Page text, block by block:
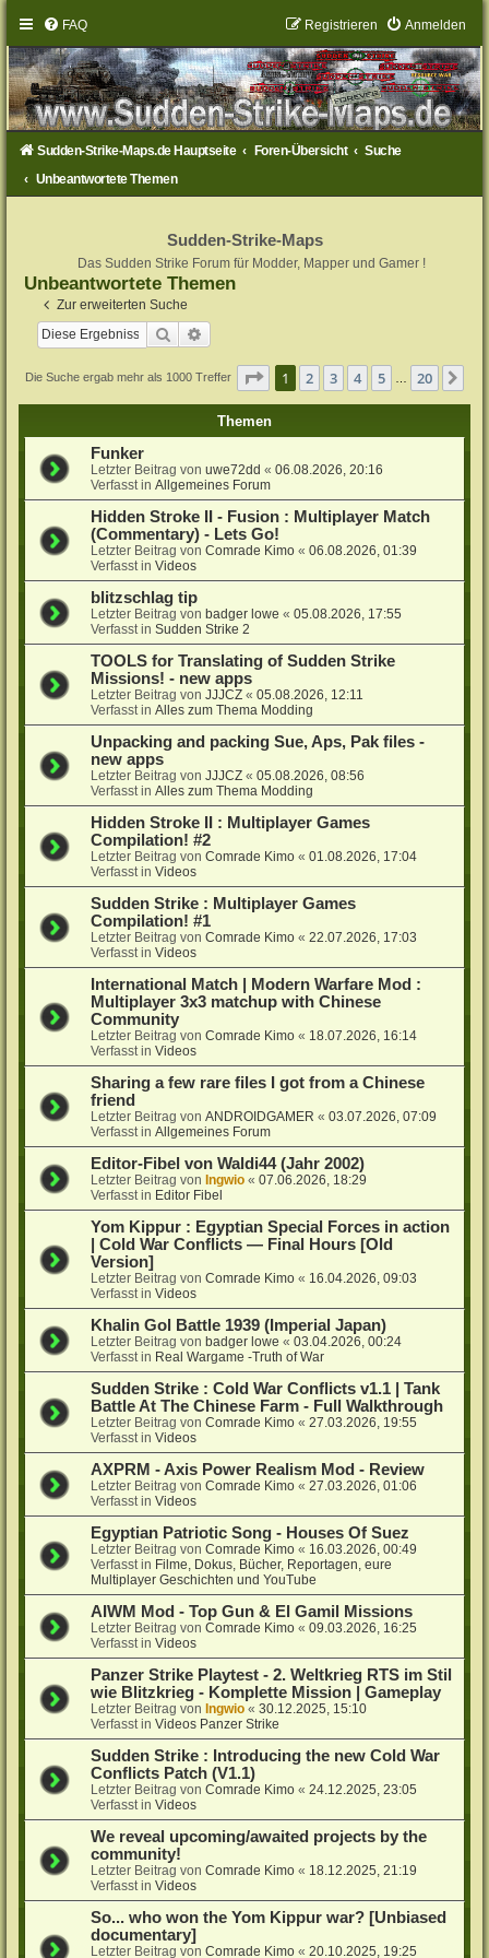
FAQ Anmelden
Registrieren
Sudden-Strike-Maps.de Hauptseite Foren-Übersicht
Suche
Unbeantwortete Themen
Sudden-Strike-Maps
Das Sudden Strike Forum für Modder, Mapper und Gamer !
Unbeantwortete Themen
Zur erweiterten Suche
Suche
Die Suche ergab mehr als 1000 Treffer Seite 1von 20
1 2 3 4 5 20
Themen
Funker
Letzter Beitrag vonuwe72dd «06.08.2026, 20:16
Verfasst inAllgemeines Forum
Hidden Stroke II - Fusion : Multiplayer Match
(Commentary) - Lets Go!
Letzter Beitrag vonComrade Kimo «06.08.2026, 01:39
Verfasst inVideos
blitzschlag tip
Letzter Beitrag vonbadger lowe «05.08.2026, 17:55
Verfasst inSudden Strike 2
TOOLS for Translating of Sudden Strike
Missions! - new apps
Letzter Beitrag vonJJJCZ «05.08.2026, 12:11
Verfasst inAlles zum Thema Modding
Unpacking and packing Sue, Aps, Pak files -
new apps
Letzter Beitrag vonJJJCZ «05.08.2026, 08:56
Verfasst inAlles zum Thema Modding
Hidden Stroke II : Multiplayer Games
Compilation! #2
Letzter Beitrag vonComrade Kimo «01.08.2026, 17:04
Verfasst inVideos
Sudden Strike : Multiplayer Games
Compilation! #1
Letzter Beitrag vonComrade Kimo «22.07.2026, 17:03
Verfasst inVideos
International Match | Modern Warfare Mod :
Multiplayer 3x3 matchup with Chinese
Community
Letzter Beitrag vonComrade Kimo « 18.07.2026, 16:14
Verfasst inVideos
Sharing a few rare files I got from a Chinese
friend
Letzter Beitrag vonANDROIDGAMER «03.07.2026, 07:09
Verfasst inAllgemeines Forum
Editor-Fibel von Waldi44 (Jahr 2002)
Letzter Beitrag vonIngwio «07.06.2026, 18:29
Verfasst in Editor Fibel
Yom Kippur : Egyptian Special Forces in action
| Cold War Conflicts — Final Hours [Old
Version]
Letzter Beitrag vonComrade Kimo « 16.04.2026, 09:03
Verfasst inVideos
Khalin Gol Battle 1939 (Imperial Japan)
Letzter Beitrag vonbadger lowe «03.04.2026, 00:24
Verfasst in Real Wargame -Truth of War
Sudden Strike : Cold War Conflicts v1.1 | Tank
Battle At The Chinese Farm - Full Walkthrough
Letzter Beitrag vonComrade Kimo «27.03.2026, 19:55
Verfasst inVideos
AXPRM - Axis Power Realism Mod - Review
Letzter Beitrag vonComrade Kimo «27.03.2026, 01:06
Verfasst inVideos
Egyptian Patriotic Song - Houses Of Suez
Letzter Beitrag vonComrade Kimo « 16.03.2026, 00:49
Verfasst in Filme, Dokus, Bücher, Reportagen, eure
Multiplayer Geschichten und YouTube
AIWM Mod - Top Gun & El Gamil Missions
Letzter Beitrag vonComrade Kimo «09.03.2026, 16:25
Verfasst inVideos
Panzer Strike Playtest - 2. Weltkrieg RTS im Stil
wie Blitzkrieg - Komplette Mission | Gameplay
Letzter Beitrag vonIngwio «30.12.2025, 15:10
Verfasst inVideos Panzer Strike
Sudden Strike : Introducing the new Cold War
Conflicts Patch (V1.1)
Letzter Beitrag vonComrade Kimo «24.12.2025, 23:05
Verfasst inVideos
We reveal upcoming/awaited projects by the
community!
Letzter Beitrag vonComrade Kimo « 18.12.2025, 21:19
Verfasst inVideos
So... who won the Yom Kippur war? [Unbiased
documentary]
Letzter Beitrag vonComrade Kimo «20.10.2025, 19:25